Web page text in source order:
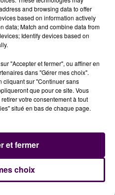
haute"reconnaît Philippe
000 cars qui sont à
le véhicule-test a
Sa transition
000 euros,"soit la moitié
car électrique neuf"
Lefebvre. Ainsi, sa durée
à huit ans, après avoir
en France par
type qui circulent dans la
en Indre-et-Loire et
and browsing data to offer
based on information actively
data; Match and combine data from
Identify devices based on
"Accepter et fermer", ou affiner en
dans "Gérer mes choix".
cliquant sur "Continuer sans
que pour ce site. Vous
votre consentement à tout
situé en bas de chaque page.
choix
et fermer